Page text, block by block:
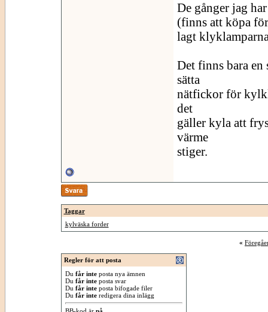
De gånger jag
(finns att köpa
lagt
Det finns bara en
sätta
nätfickor för
det
gäller kyla att
värme
stiger.
Taggar
kylväska forder
«
Regler för att posta
Du får inteposta nya ämnen
Du får inteposta svar
Du får inteposta bifogade filer
Du får interedigera dina inlägg